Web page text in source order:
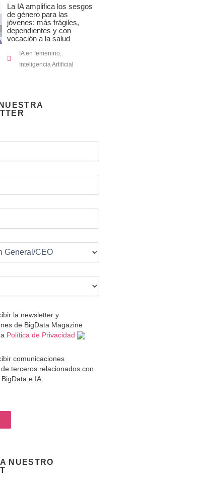
La IA amplifica los sesgos
de género para las
jóvenes: más frágiles,
dependientes y con
vocación a la salud
IA en femenino
Inteligencia Artificial
la newsletter y
de BigData Magazine
Política de Privacidad
comunicaciones
terceros relacionados con
e IA
NUESTRO